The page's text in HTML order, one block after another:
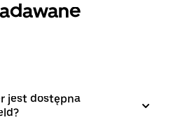
jest dostępna